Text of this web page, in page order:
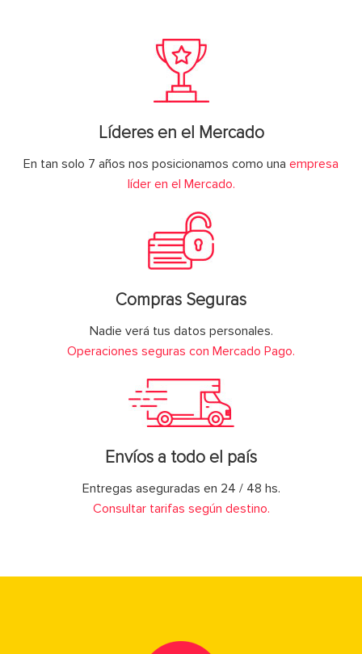
Líderes en el Mercado
En tan solo 7 años nos posicionamos como una empresa
líder en el Mercado.
Compras Seguras
Nadie verá tus datos personales.
Operaciones seguras con Mercado Pago.
Envíos a todo el país
Entregas aseguradas en 24 / 48 hs.
Consultar tarifas según destino.